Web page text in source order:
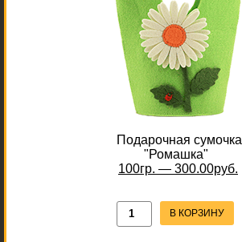
Подарочная сумочка
"Ромашка"
100гр. — 300.00руб.
В КОРЗИНУ